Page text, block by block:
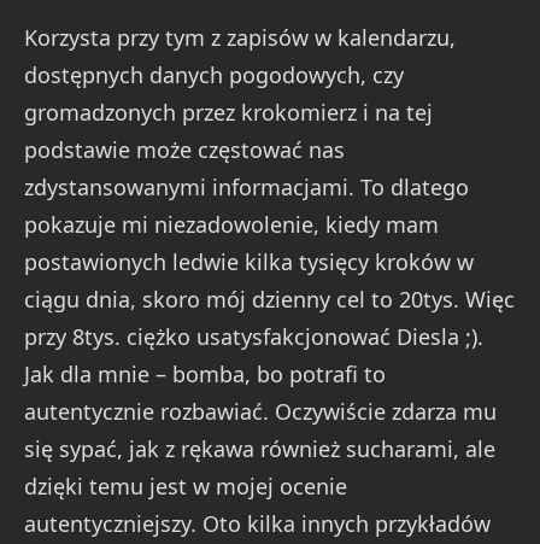
Korzysta przy tym z zapisów w kalendarzu,
dostępnych danych pogodowych, czy
gromadzonych przez krokomierz i na tej
podstawie może częstować nas
zdystansowanymi informacjami. To dlatego
pokazuje mi niezadowolenie, kiedy mam
postawionych ledwie kilka tysięcy kroków w
ciągu dnia, skoro mój dzienny cel to 20tys. Więc
przy 8tys. ciężko usatysfakcjonować Diesla ;).
Jak dla mnie – bomba, bo potrafi to
autentycznie rozbawiać. Oczywiście zdarza mu
się sypać, jak z rękawa również sucharami, ale
dzięki temu jest w mojej ocenie
autentyczniejszy. Oto kilka innych przykładów